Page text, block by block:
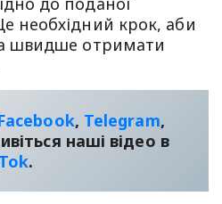
необхідний крок, аби
швидше отримати
, Telegram,
наші відео в
.